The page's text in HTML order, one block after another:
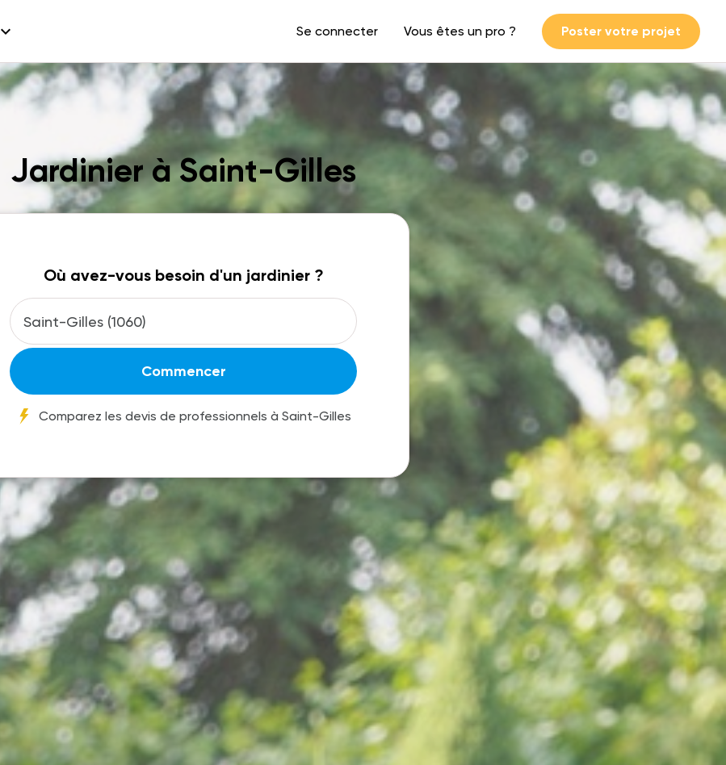
expand_more Se connecter Vous êtes un pro ? Poster votre projet
Jardinier à Saint-Gilles
Où avez-vous besoin d'un jardinier ?
Commencer
Comparez les devis de professionnels à Saint-Gilles